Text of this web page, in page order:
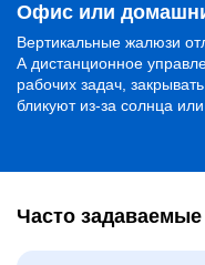
Офис или
Вертикальные жалюзи
А дистанционное
рабочих задач,
бликуют из-за солнца
Часто